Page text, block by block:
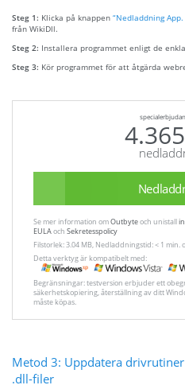
Steg 1: Klicka på knappen “Nedladdning App.
från WikiDll.
Steg 2: Installera programmet enligt de
Steg 3: Kör programmet för att åtgärda
Se mer information omOutbyteoch unistall
EULAoch Sekretesspolicy
Filstorlek: 3.04 MB, Nedladdningstid: < 1 min.
Detta verktyg är kompatibelt med:
Begränsningar: testversion erbjuder ett
säkerhetskopiering, återställning av ditt
måste köpas.
Metod 3: Uppdatera
.dll-filer